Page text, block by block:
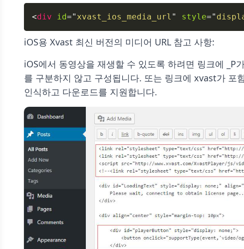
<div id=" xvast_ios_media_url " style="
iOS용 Xvast 최신 버전의 미디어 URL 참고 사항:
iOS에서 동영상을 재생할 수 있도록 하려면 링크에 _P
를 구분하지 않고 구성됩니다. 또는 링크에 xvast가 포
인식하고 다운로드를 지원합니다.